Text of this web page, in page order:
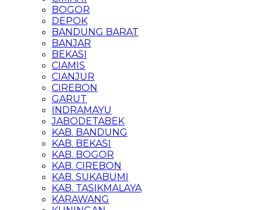
BOGOR
DEPOK
BANDUNG BARAT
BANJAR
BEKASI
CIAMIS
CIANJUR
CIREBON
GARUT
INDRAMAYU
JABODETABEK
KAB. BANDUNG
KAB. BEKASI
KAB. BOGOR
KAB. CIREBON
KAB. SUKABUMI
KAB. TASIKMALAYA
KARAWANG